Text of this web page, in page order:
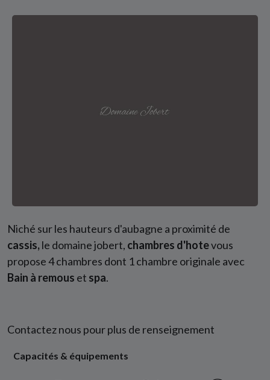
Niché sur les hauteurs d'aubagne a proximité de
cassis,le domaine jobert, chambres d'hotevous
propose 4 chambres dont 1 chambre originale avec
Bain à remous et spa.
Contactez nous pour plus de renseignement
Capacités & équipements